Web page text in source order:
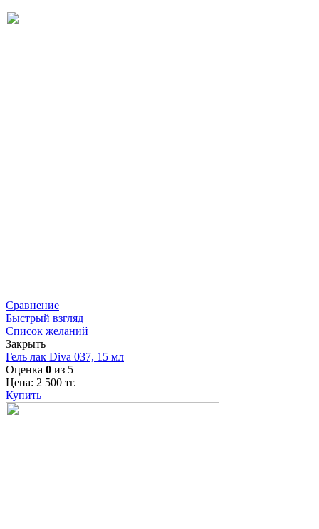
Сравнение
Быстрый взгляд
Список желаний
Закрыть
Гель лак Diva 037, 15 мл
Оценка 0 из 5
Цена: 2 500 тг.
Купить